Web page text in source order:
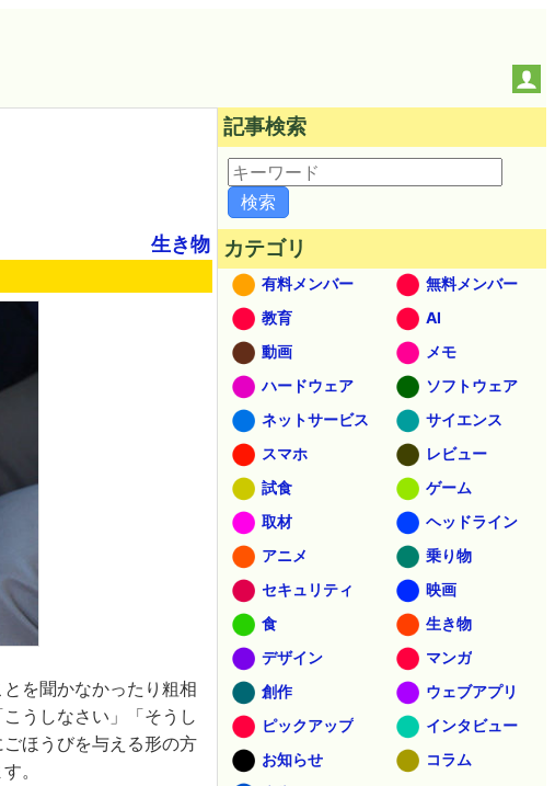
生き物
を聞かなかったり粗相
うしなさい」「そうし
ほうびを与える形の方
。
記事検索
カテゴリ
有料メンバー
無料メンバー
教育
AI
動画
メモ
ハードウェア
ソフトウェア
ネットサービス
サイエンス
スマホ
レビュー
試食
ゲーム
取材
ヘッドライン
アニメ
乗り物
セキュリティ
映画
食
生き物
デザイン
マンガ
創作
ウェブアプリ
ピックアップ
インタビュー
お知らせ
コラム